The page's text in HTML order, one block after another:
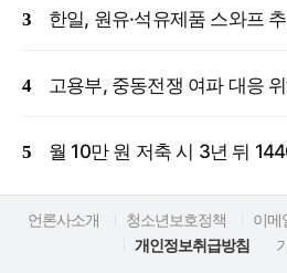
언론사소개 청소년보호정책 이메
개인정보취급방침